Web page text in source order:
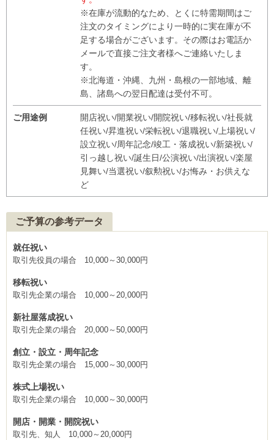
※在庫が流動的なため、とくに特需期間はご
注文のタイミングにより一時的に実在庫が不
足する場合がございます。その際はお電話か
メールで直接ご注文者様へご連絡いたしま
す。
※北海道・沖縄、九州・島根の一部地域、離
島、諸島への翌日配達は受付不可。
ご用途例
開店祝い/開業祝い/開院祝い/移転祝い/社長就
任祝い/昇進祝い/栄転祝い/退職祝い/上場祝い/
設立祝い/周年記念/竣工・落成祝い/新築祝い/
引っ越し祝い/誕生日/公演祝い/出演祝い/楽屋
見舞い/当選祝い/叙勲祝い/お悔み・お供えな
ど
ご予算の参考データ
就任祝い
取引先役員の場合 10,000～30,000円
移転祝い
取引先企業の場合 10,000～20,000円
新社屋落成祝い
取引先企業の場合 20,000～50,000円
創立・設立・周年記念
取引先企業の場合 15,000～30,000円
株式上場祝い
取引先企業の場合 10,000～30,000円
開店・開業・開院祝い
取引先、知人 10,000～20,000円